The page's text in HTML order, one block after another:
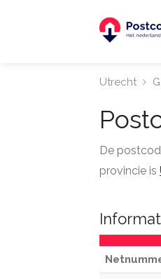
Utrecht
De
provincie is